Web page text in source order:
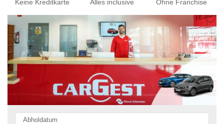
Keine Kreditkarte Alles inclusive Ohne Franchise
Abholdatum